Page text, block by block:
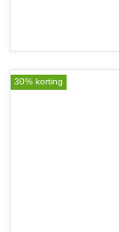
30% korting